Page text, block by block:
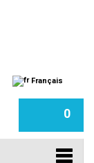
Français
0